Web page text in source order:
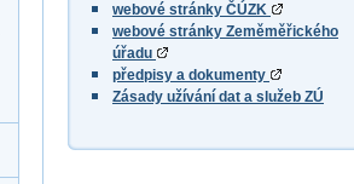
webové stránky ČÚZK
webové stránky Zeměměřického
úřadu
předpisy a dokumenty
Zásady užívání dat a služeb ZÚ